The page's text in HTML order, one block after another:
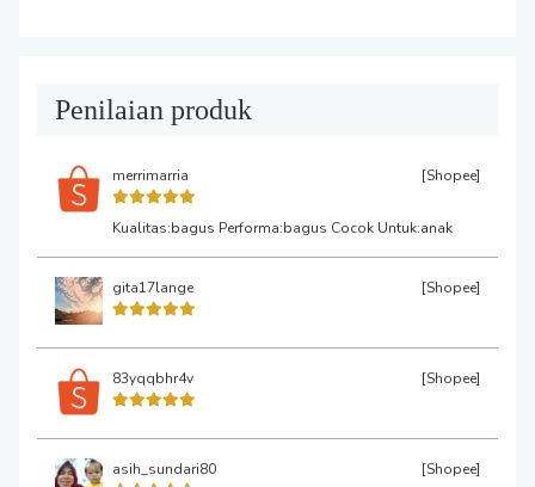
Penilaian produk
merrimarria [Shopee]
Kualitas:bagus Performa:bagus Cocok Untuk:anak
gita17lange [Shopee]
83yqqbhr4v [Shopee]
asih_sundari80 [Shopee]